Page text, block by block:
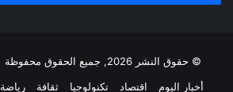
© حقوق النشر 2026, جميع الحقوق محفوظة |
أخبار اليوم
اقتصاد تكنولوجيا ثقافة رياضة